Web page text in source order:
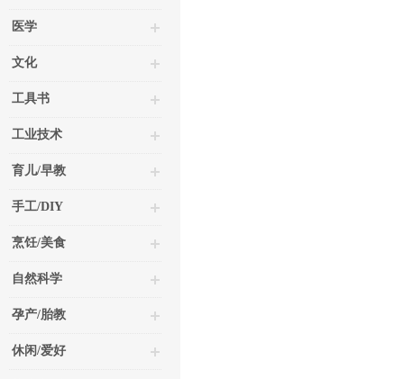
医学
文化
工具书
工业技术
育儿/早教
手工/DIY
烹饪/美食
自然科学
孕产/胎教
休闲/爱好